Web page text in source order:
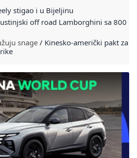
stigao i u Bijeljinu
off road Lamborghini sa 800
snage / Kinesko-američki pakt za